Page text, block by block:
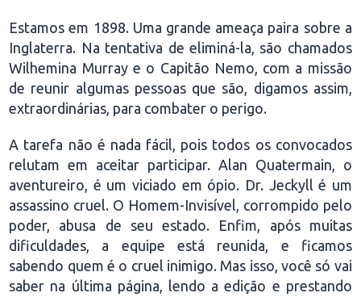
Estamos em 1898. Uma grande ameaça paira sobre a
Inglaterra. Na tentativa de eliminá-la, são chamados
Wilhemina Murray e o Capitão Nemo, com a missão
de reunir algumas pessoas que são, digamos assim,
extraordinárias, para combater o perigo.
A tarefa não é nada fácil, pois todos os convocados
relutam em aceitar participar. Alan Quatermain, o
aventureiro, é um viciado em ópio. Dr. Jeckyll é um
assassino cruel. O Homem-Invisível, corrompido pelo
poder, abusa de seu estado. Enfim, após muitas
dificuldades, a equipe está reunida, e ficamos
sabendo quem é o cruel inimigo. Mas isso, você só vai
saber na última página, lendo a edição e prestando